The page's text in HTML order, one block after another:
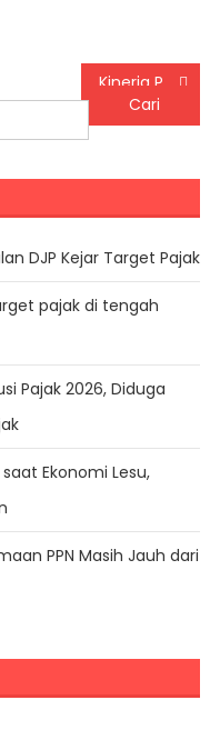
DJP Kejar Target Pajak
pajak di tengah
Pajak 2026, Diduga
Ekonomi Lesu,
PPN Masih Jauh dari